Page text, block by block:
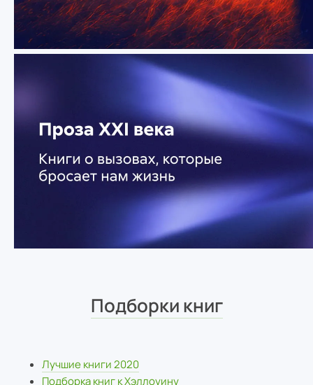
Подборки книг
Лучшие книги 2020
Подборка книг к Хэллоуину